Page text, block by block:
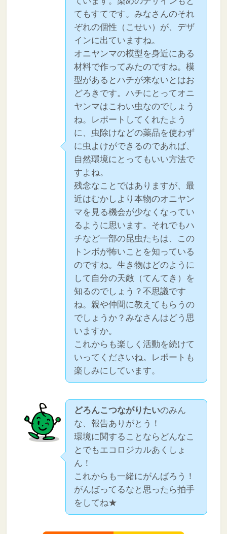
てもすてです。みなさんのそれ
ぞれの個性（こせい）が、デザ
インに出ていますね。
オニヤンマの模型を身近にある
材料で作ってみたのですね。模
型があるとハチが来ないとはお
どろきです。ハチにとってオニ
ヤンマはこわい虫なのでしょう
ね。レポートしてくれたよう
に、虫除けなどの薬品を使わず
に虫よけができるのであれば、
自然環境にとってもいい方法で
すよね。
残念なことではありますが、最
近はむかしより本物のオニヤン
マを見る機会が少なくなってい
るように思います。それでもハ
チなど一部の昆虫たちは、この
トンボが怖いことを知っている
のですね。生き物はどのように
して自分の天敵（てんてき）を
知るのでしょう？不思議です
ね。親や仲間に教えてもらうの
でしょうか？みなさんはどう思
いますか。
これからも楽しく活動を続けて
いってくださいね。レポートも
楽しみにしています。
どろんこつながりたいのみん
な、報告ありがとう！
環境に関することならどんなこ
とでもエコロジカルあくしょ
ん！
これからも一緒にがんばろう！
がんばってるなと思ったら拍手
をしてね★